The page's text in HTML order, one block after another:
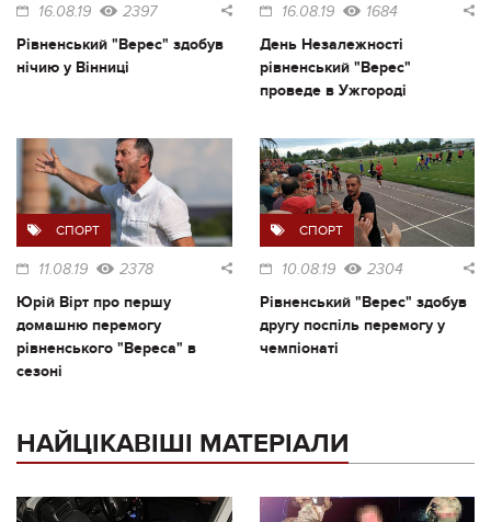
16.08.19 2397
Рівненський "Верес" здобув
нічию у Вінниці
16.08.19 1684
День Незалежності
рівненський "Верес"
проведе в Ужгороді
СПОРТ
11.08.19 2378
Юрій Вірт про першу
домашню перемогу
рівненського "Вереса" в
сезоні
СПОРТ
10.08.19 2304
Рівненський "Верес" здобув
другу поспіль перемогу у
чемпіонаті
НАЙЦІКАВІШІ МАТЕРІАЛИ